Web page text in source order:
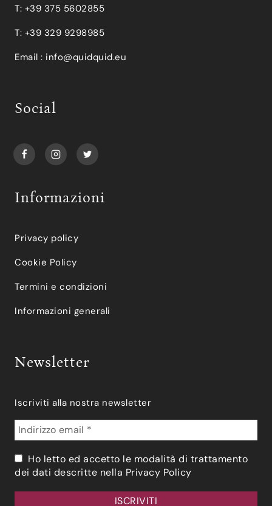
T: +39 375 5602855
T: +39 329 9298985
Email : info@quidquid.eu
Social
Informazioni
Privacy policy
Cookie Policy
Termini e condizioni
Informazioni generali
Newsletter
Iscriviti alla nostra newsletter
Ho letto ed accetto le modalità di trattamento
dei dati descritte nella Privacy Policy